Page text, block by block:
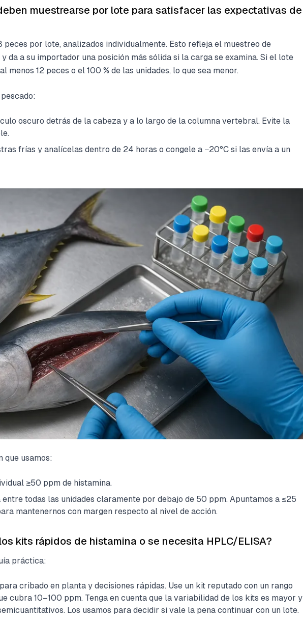
muestrearse por lote para satisfacer las expectativas de
peces por lote, analizados individualmente. Esto refleja el muestreo de
da a su importador una posición más sólida si la carga se examina. Si el lote
menos 12 peces o el 100 % de las unidades, lo que sea menor.
oscuro detrás de la cabeza y a lo largo de la columna vertebral. Evite la
frías y analícelas dentro de 24 horas o congele a −20°C si las envía a un
que usamos:
≥50 ppm de histamina.
entre todas las unidades claramente por debajo de 50 ppm. Apuntamos a ≤25
mantenernos con margen respecto al nivel de acción.
kits rápidos de histamina o se necesita HPLC/ELISA?
práctica:
cribado en planta y decisiones rápidas. Use un kit reputado con un rango
cubra 10–100 ppm. Tenga en cuenta que la variabilidad de los kits es mayor y
Los usamos para decidir si vale la pena continuar con un lote.